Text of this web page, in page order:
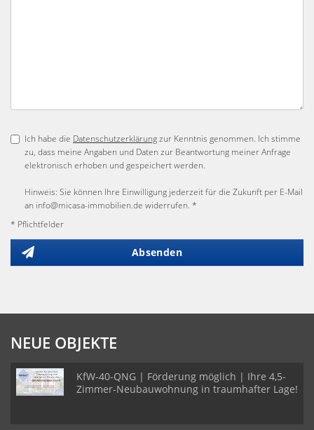
Ich habe die Datenschutzerklärungzur Kenntnis genommen. Ich stimme
zu, dass meine Angaben und Daten zur Beantwortung meiner Anfrage
elektronisch erhoben und gespeichert werden.
Hinweis: Sie können Ihre Einwilligung jederzeit für die Zukunft per E-Mail
an info@micasa-immobilien.de widerrufen. *
* Pflichtfelder
Absenden
NEUE OBJEKTE
KfW-40-QNG | Förderung möglich | Ihre 4,5-
Zimmer-Neubauwohnung in traumhafter Lage!